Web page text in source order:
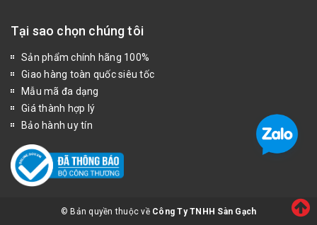
Tại sao chọn chúng tôi
Sản phẩm chính hãng 100%
Giao hàng toàn quốc siêu tốc
Mẫu mã đa dạng
Giá thành hợp lý
Bảo hành uy tín
© Bản quyền thuộc về Công Ty TNHH Sàn Gạch